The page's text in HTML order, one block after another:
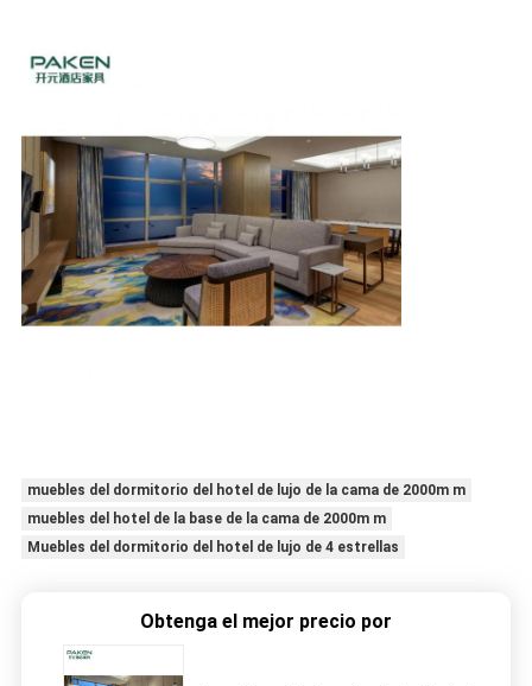
muebles del dormitorio del hotel de lujo de la cama de 2000m m
muebles del hotel de la base de la cama de 2000m m
Muebles del dormitorio del hotel de lujo de 4 estrellas
Obtenga el mejor precio por